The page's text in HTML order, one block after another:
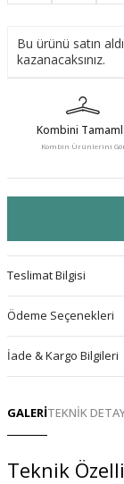
GALERİTEKNİK
Teknik
Bu ürünü satın
kazanacaksınız.
Kombini
Kombin Ürünlerini
Teslimat Bilgisi
Ödeme Seçenekleri
İade & Kargo Bilgileri